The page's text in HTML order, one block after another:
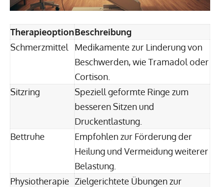
TherapieoptionBeschreibung
Schmerzmittel
Medikamente zur Linderung von
Beschwerden, wie Tramadol oder
Cortison.
Sitzring
Speziell geformte Ringe zum
besseren Sitzen und
Druckentlastung.
Bettruhe
Empfohlen zur Förderung der
Heilung und Vermeidung weiterer
Belastung.
Physiotherapie Zielgerichtete Übungen zur